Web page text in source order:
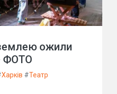
ожили
ФОТО
Харків #Театр